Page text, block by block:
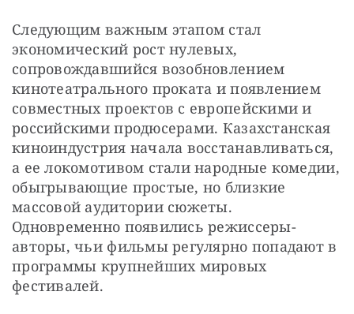
Следующим важным этапом стал
экономический рост нулевых,
сопровождавшийся возобновлением
кинотеатрального проката и появлением
совместных проектов с европейскими и
российскими продюсерами. Казахстанская
киноиндустрия начала восстанавливаться,
а ее локомотивом стали народные комедии,
обыгрывающие простые, но близкие
массовой аудитории сюжеты.
Одновременно появились режиссеры-
авторы, чьи фильмы регулярно попадают в
программы крупнейших мировых
фестивалей.